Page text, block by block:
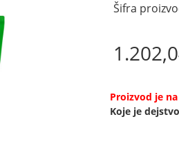
Šifra
1.202,
Proizvod je
Koje je